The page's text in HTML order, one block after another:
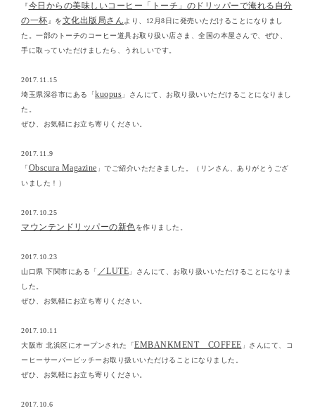
『今日からの美味しいコーヒー「トーチ」のドリッパーで淹れる自分
の一杯 』を文化出版局さん より、12月8日に発売いただけることになりまし
た。一部のトーチのコーヒー道具お取り扱い店さま、全国の本屋さんで、ぜひ、
手に取っていただけましたら、うれしいです。
2017.11.15
埼玉県深谷市にある「kuopus 」さんにて、お取り扱いいただけることになりまし
た。
ぜひ、お気軽にお立ち寄りください。
2017.11.9
「Obscura Magazine 」でご紹介いただきました。（リンさん、ありがとうござ
いました！）
2017.10.25
マウンテンドリッパーの新色を作りました。
2017.10.23
山口県 下関市にある「 ／LUTE 」さんにて、お取り扱いいただけることになりま
した。
ぜひ、お気軽にお立ち寄りください。
2017.10.11
大阪市 北浜区にオープンされた「EMBANKMENT COFFEE 」さんにて、コ
ーヒーサーバーピッチーお取り扱いいただけることになりました。
ぜひ、お気軽にお立ち寄りください。
2017.10.6